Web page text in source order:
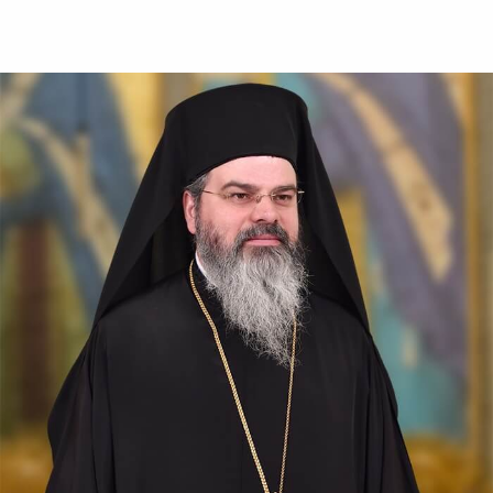
Sfântul Ierarh Emilian
Mărturisitorul,
Episcopul Cizicului
Sfântul Ierarh Emilian,
mărturisitorul lui Hristos, a
trăit pe vremea împărăției lui
Leon Armeanul, luptătorul
împotriva icoanelor, și fiind el
episcop al Cizicului, de...
Sfântul Ierarh Miron,
Episcopul Cretei
Pentru o viață îmbunătățită ca
aceasta a fost pus preot al
sfintei biserici a lui Dumnezeu